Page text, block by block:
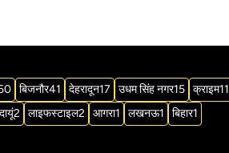
बिजनौर41 देहरादून17 उधम सिंह नगर15 क्राइम11
2 लाइफस्टाइल2 आगरा1 लखनऊ1 बिहार1